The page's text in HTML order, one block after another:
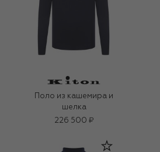
Поло из кашемира и
шелка
226 500 ₽